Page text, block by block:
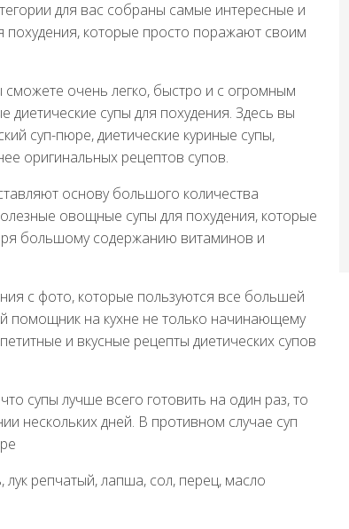
для вас собраны самые интересные и
похудения, которые просто поражают своим
очень легко, быстро и с огромным
диетические супы для похудения. Здесь вы
суп-пюре, диетические куриные супы,
оригинальных рецептов супов.
основу большого количества
овощные супы для похудения, которые
большому содержанию витаминов и
с фото, которые пользуются все большей
помощник на кухне не только начинающему
и вкусные рецепты диетических супов
супы лучше всего готовить на один раз, то
нескольких дней. В противном случае суп
репчатый, лапша, сол, перец, масло